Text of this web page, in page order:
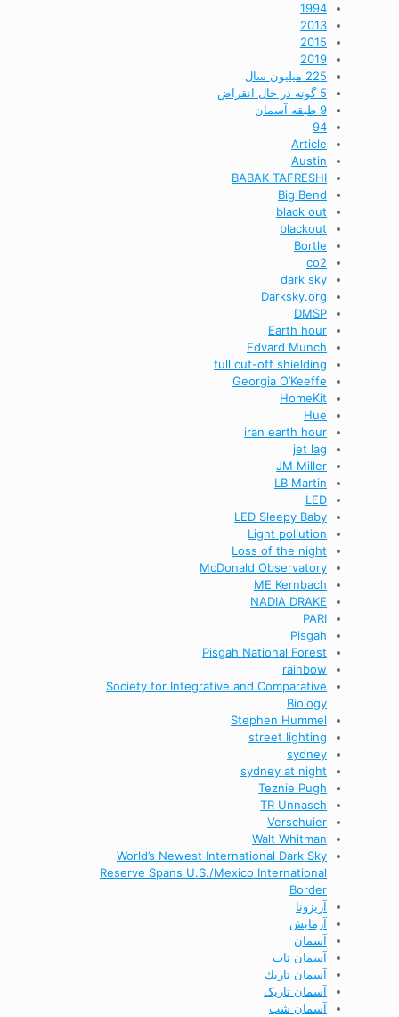
1994
2013
2015
2019
225 میلیون سال
5 گونه در حال انقراض
9 طبقه آسمان
94
Article
Austin
BABAK TAFRESHI
Big Bend
black out
blackout
Bortle
co2
dark sky
Darksky.org
DMSP
Earth hour
Edvard Munch
full cut-off shielding
Georgia O’Keeffe
HomeKit
Hue
iran earth hour
jet lag
JM Miller
LB Martin
LED
LED Sleepy Baby
Light pollution
Loss of the night
McDonald Observatory
ME Kernbach
NADIA DRAKE
PARI
Pisgah
Pisgah National Forest
rainbow
Society for Integrative and Comparative
Biology
Stephen Hummel
street lighting
sydney
sydney at night
Teznie Pugh
TR Unnasch
Verschuier
Walt Whitman
World’s Newest International Dark Sky
Reserve Spans U.S./Mexico International
Border
آریزونا
آزمایش
آسمان
آسمان تاب
آسمان تاريك
آسمان تاریک
آسمان شب